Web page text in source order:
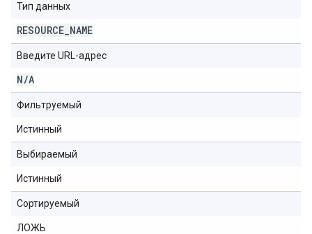
Тип данных
RESOURCE NAME
Введите URL-адрес
N/A
Фильтруемый
Истинный
Выбираемый
Истинный
Сортируемый
ЛОЖЬ